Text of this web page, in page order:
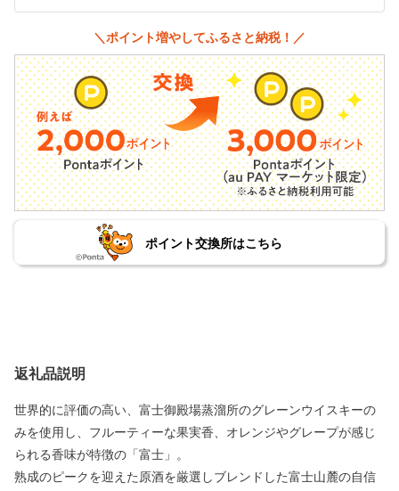
＼ポイント増やしてふるさと納税！／
ポイント交換所はこちら
返礼品説明
世界的に評価の高い、富士御殿場蒸溜所のグレーンウイスキーの
みを使用し、フルーティーな果実香、オレンジやグレープが感じ
られる香味が特徴の「富士」。
熟成のピークを迎えた原酒を厳選しブレンドした富士山麓の自信